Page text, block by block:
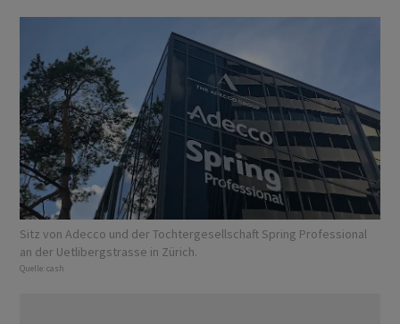
Sitz von Adecco und der Tochtergesellschaft Spring Professional
an der Uetlibergstrasse in Zürich.
Quelle: cash